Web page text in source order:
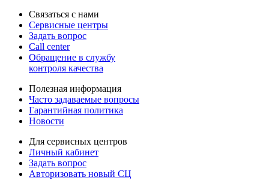
Связаться с нами
Сервисные центры
Задать вопрос
Call center
Обращение в службу
контроля качества
Полезная информация
Часто задаваемые вопросы
Гарантийная политика
Новости
Для сервисных центров
Личный кабинет
Задать вопрос
Авторизовать новый СЦ